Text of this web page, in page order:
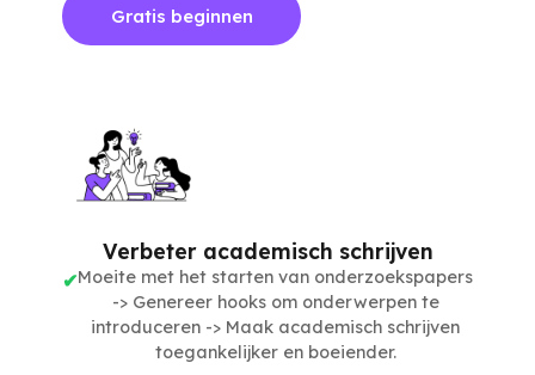
Gratis beginnen
Verbeter academisch schrijven
Moeite met het starten van onderzoekspapers
-> Genereer hooks om onderwerpen te
introduceren -> Maak academisch schrijven
toegankelijker en boeiender.